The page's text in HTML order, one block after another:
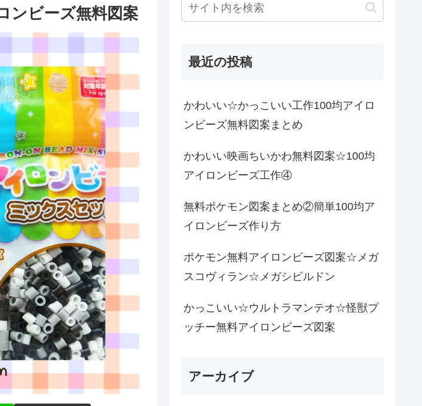
ンビーズ無料図案
最近の投稿
かわいい☆かっこいい工作100均アイロ
ンビーズ無料図案まとめ
かわいい映画ちいかわ無料図案☆100均
アイロンビーズ工作④
無料ポケモン図案まとめ②簡単100均ア
イロンビーズ作り方
ポケモン無料アイロンビーズ図案☆メガ
スコヴィラン☆メガシビルドン
かっこいい☆ウルトラマンテオ☆怪獣プ
ッチー無料アイロンビーズ図案
アーカイブ